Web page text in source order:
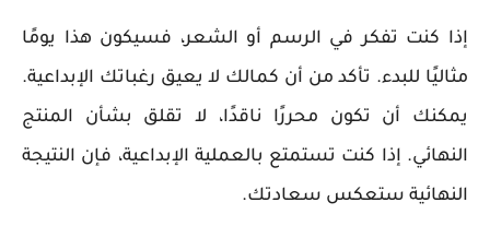
إذا كنت تفكر في الرسم أو الشعر، فسيكون هذا يومًا
مثاليًا للبدء. تأكد من أن كمالك لا يعيق رغباتك الإبداعية.
يمكنك أن تكون محررًا ناقدًا، لا تقلق بشأن المنتج
النهائي. إذا كنت تستمتع بالعملية الإبداعية، فإن النتيجة
النهائية ستعكس سعادتك.